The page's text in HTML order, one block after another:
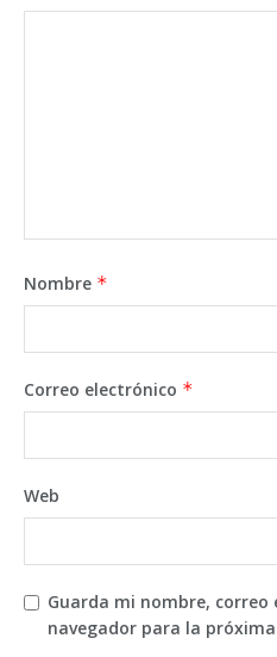
Nombre *
Correo electrónico *
Web
Guarda mi nombre, correo
navegador para la